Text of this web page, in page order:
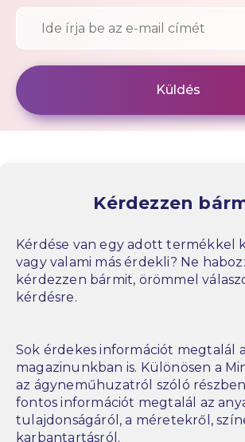
Kérdezzen
Kérdése van egy adott termékkel
vagy valami más érdekli? Ne
kérdezzen bármit, örömmel
kérdésre.
Sok érdekes információt megtalál a
magazinunkban is. Különösen a
az ágyneműhuzatról szóló
fontos információt megtalál az
tulajdonságáról, a méretekről,
karbantartásról.